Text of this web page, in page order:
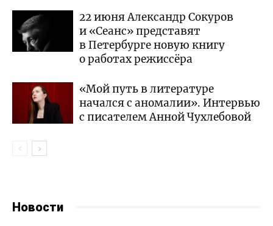
22 июня Александр Сокуров
и «Сеанс» представят
в Петербурге новую книгу
о работах режиссёра
«Мой путь в литературе
начался с аномалии». Интервью
с писателем Анной Чухлебовой
Новости